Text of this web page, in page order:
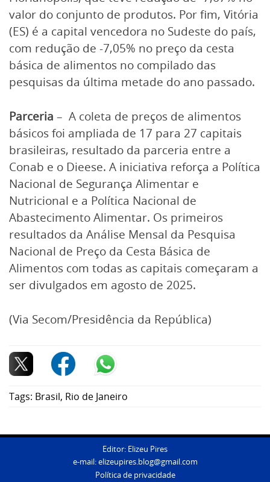
valor do conjunto de produtos. Por fim, Vitória
(ES) é a capital vencedora no Sudeste do país,
com redução de -7,05% no preço da cesta
básica de alimentos no compilado das
pesquisas da última metade do ano passado.
Parceria – A coleta de preços de alimentos
básicos foi ampliada de 17 para 27 capitais
brasileiras, resultado da parceria entre a
Conab e o Dieese. A iniciativa reforça a Política
Nacional de Segurança Alimentar e
Nutricional e a Política Nacional de
Abastecimento Alimentar. Os primeiros
resultados da Análise Mensal da Pesquisa
Nacional de Preço da Cesta Básica de
Alimentos com todas as capitais começaram a
ser divulgados em agosto de 2025.
(Via Secom/Presidência da República)
Tags: Brasil, Rio de Janeiro
Editor: Elizeu Pires
e-mail:elizeupires.blog@gmail.com
Política de privacidade